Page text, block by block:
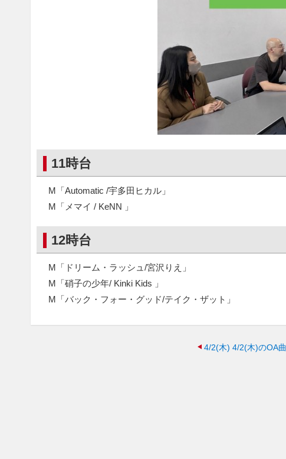
11時台
M「Automatic /宇多田ヒカル」
M「メマイ / KeNN 」
12時台
M「ドリーム・ラッシュ/宮沢りえ」
M「硝子の少年/ Kinki Kids 」
M「バック・フォー・グッド/テイク・ザット」
4/2(木) 4/2(木)のOA曲